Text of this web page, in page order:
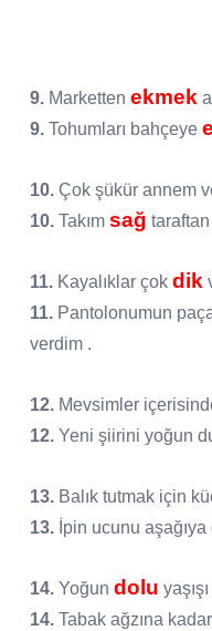
9. Marketten ekmek
9. Tohumları bahçeye
10. Çok şükür annem
10. Takım sağ taraftan
11. Kayalıklar çok dik
11. Pantolonumun
verdim .
12. Mevsimler
12. Yeni şiirini yoğun
13. Balık tutmak için
13. İpin ucunu aşağıya
14. Yoğun dolu
14. Tabak ağzına